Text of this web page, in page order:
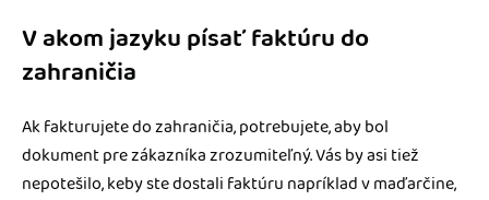
V akom jazyku písať faktúru do
zahraničia
Ak fakturujete do zahraničia, potrebujete, aby bol
dokument pre zákazníka zrozumiteľný. Vás by asi tiež
nepotešilo, keby ste dostali faktúru napríklad v maďarčine,